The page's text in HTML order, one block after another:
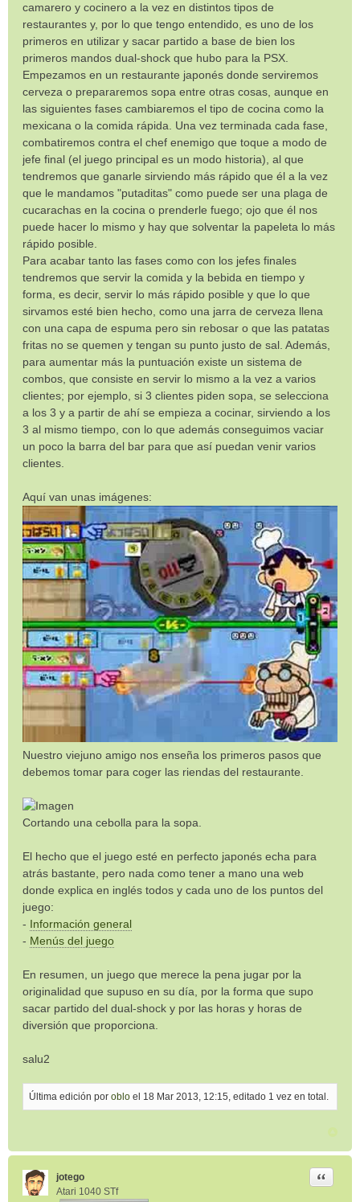
camarero y cocinero a la vez en distintos tipos de
restaurantes y, por lo que tengo entendido, es uno de los
primeros en utilizar y sacar partido a base de bien los
primeros mandos dual-shock que hubo para la PSX.
Empezamos en un restaurante japonés donde serviremos
cerveza o prepararemos sopa entre otras cosas, aunque en
las siguientes fases cambiaremos el tipo de cocina como la
mexicana o la comida rápida. Una vez terminada cada fase,
combatiremos contra el chef enemigo que toque a modo de
jefe final (el juego principal es un modo historia), al que
tendremos que ganarle sirviendo más rápido que él a la vez
que le mandamos "putaditas" como puede ser una plaga de
cucarachas en la cocina o prenderle fuego; ojo que él nos
puede hacer lo mismo y hay que solventar la papeleta lo más
rápido posible.
Para acabar tanto las fases como con los jefes finales
tendremos que servir la comida y la bebida en tiempo y
forma, es decir, servir lo más rápido posible y que lo que
sirvamos esté bien hecho, como una jarra de cerveza llena
con una capa de espuma pero sin rebosar o que las patatas
fritas no se quemen y tengan su punto justo de sal. Además,
para aumentar más la puntuación existe un sistema de
combos, que consiste en servir lo mismo a la vez a varios
clientes; por ejemplo, si 3 clientes piden sopa, se selecciona
a los 3 y a partir de ahí se empieza a cocinar, sirviendo a los
3 al mismo tiempo, con lo que además conseguimos vaciar
un poco la barra del bar para que así puedan venir varios
clientes.
Aquí van unas imágenes:
Nuestro viejuno amigo nos enseña los primeros pasos que
debemos tomar para coger las riendas del restaurante.
Cortando una cebolla para la sopa.
El hecho que el juego esté en perfecto japonés echa para
atrás bastante, pero nada como tener a mano una web
donde explica en inglés todos y cada uno de los puntos del
juego:
- Información general
- Menús del juego
En resumen, un juego que merece la pena jugar por la
originalidad que supuso en su día, por la forma que supo
sacar partido del dual-shock y por las horas y horas de
diversión que proporciona.
salu2
Última edición por oblo el 18 Mar 2013, 12:15, editado 1 vez en total.
jotego
Atari 1040 STf
Citar